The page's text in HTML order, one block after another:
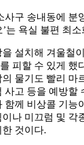
사구 송내동에 분
는 욕실 불편 최
설치해 겨울철
피할 수 있게 했
물기도 빨리 마
사고 등을 예방할
함께 비상콜 기능
나 미끄럼 및 각
것이다.